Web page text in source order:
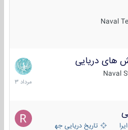
Naval
های دریایی
2
مرداد
1403
تاریخ دریایی جهان
16
مرداد